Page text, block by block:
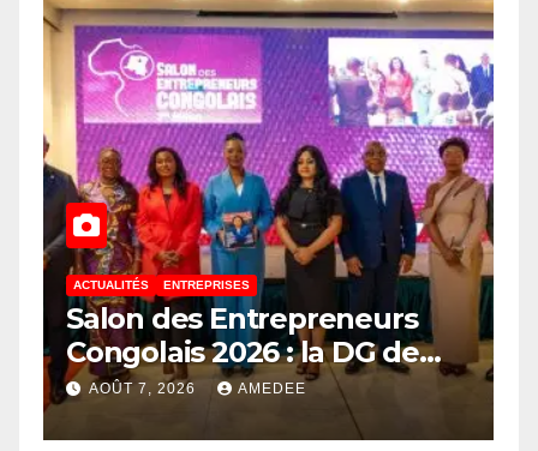
ACTUALITÉS ENTREPRISES
Salon des Entrepreneurs
Congolais 2026 : la DG de
l’ANAPI Rachel PUNGU
mobilise les investisseurs
AOÛT 7, 2026 AMEDEE